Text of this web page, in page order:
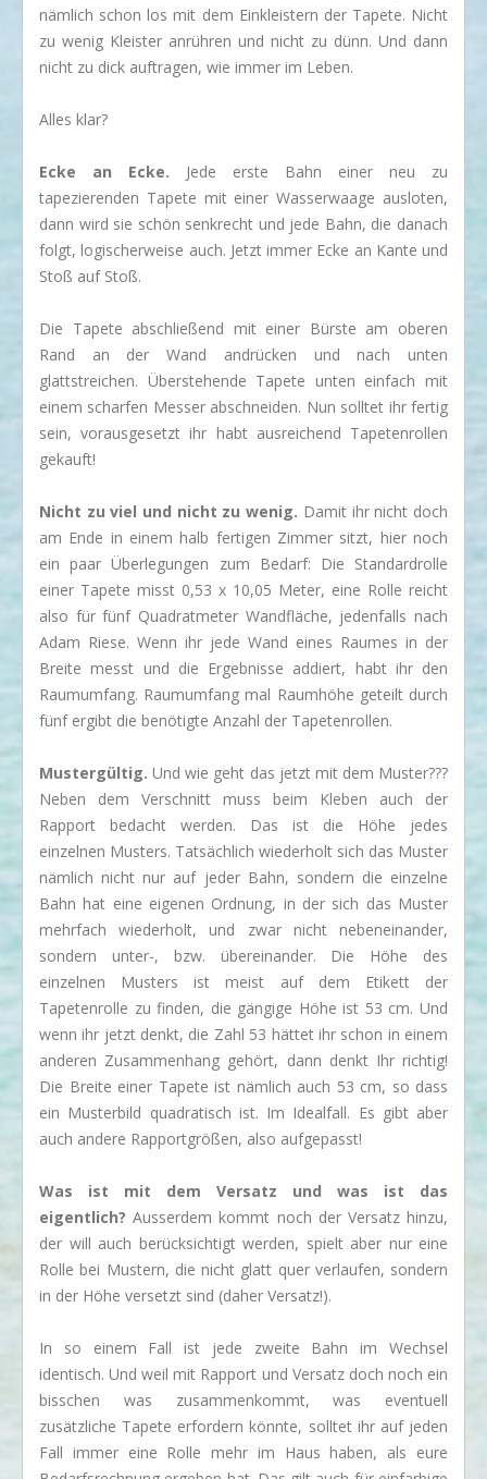
nämlich schon los mit dem Einkleistern der Tapete. Nicht
zu wenig Kleister anrühren und nicht zu dünn. Und dann
nicht zu dick auftragen, wie immer im Leben.
Alles klar?
Ecke an Ecke. Jede erste Bahn einer neu zu
tapezierenden Tapete mit einer Wasserwaage ausloten,
dann wird sie schön senkrecht und jede Bahn, die danach
folgt, logischerweise auch. Jetzt immer Ecke an Kante und
Stoß auf Stoß.
Die Tapete abschließend mit einer Bürste am oberen
Rand an der Wand andrücken und nach unten
glattstreichen. Überstehende Tapete unten einfach mit
einem scharfen Messer abschneiden. Nun solltet ihr fertig
sein, vorausgesetzt ihr habt ausreichend Tapetenrollen
gekauft!
Nicht zu viel und nicht zu wenig. Damit ihr nicht doch
am Ende in einem halb fertigen Zimmer sitzt, hier noch
ein paar Überlegungen zum Bedarf: Die Standardrolle
einer Tapete misst 0,53 x 10,05 Meter, eine Rolle reicht
also für fünf Quadratmeter Wandfläche, jedenfalls nach
Adam Riese. Wenn ihr jede Wand eines Raumes in der
Breite messt und die Ergebnisse addiert, habt ihr den
Raumumfang. Raumumfang mal Raumhöhe geteilt durch
fünf ergibt die benötigte Anzahl der Tapetenrollen.
Mustergültig. Und wie geht das jetzt mit dem Muster???
Neben dem Verschnitt muss beim Kleben auch der
Rapport bedacht werden. Das ist die Höhe jedes
einzelnen Musters. Tatsächlich wiederholt sich das Muster
nämlich nicht nur auf jeder Bahn, sondern die einzelne
Bahn hat eine eigenen Ordnung, in der sich das Muster
mehrfach wiederholt, und zwar nicht nebeneinander,
sondern unter-, bzw. übereinander. Die Höhe des
einzelnen Musters ist meist auf dem Etikett der
Tapetenrolle zu finden, die gängige Höhe ist 53 cm. Und
wenn ihr jetzt denkt, die Zahl 53 hättet ihr schon in einem
anderen Zusammenhang gehört, dann denkt Ihr richtig!
Die Breite einer Tapete ist nämlich auch 53 cm, so dass
ein Musterbild quadratisch ist. Im Idealfall. Es gibt aber
auch andere Rapportgrößen, also aufgepasst!
Was ist mit dem Versatz und was ist das
eigentlich? Ausserdem kommt noch der Versatz hinzu,
der will auch berücksichtigt werden, spielt aber nur eine
Rolle bei Mustern, die nicht glatt quer verlaufen, sondern
in der Höhe versetzt sind (daher Versatz!).
In so einem Fall ist jede zweite Bahn im Wechsel
identisch. Und weil mit Rapport und Versatz doch noch ein
bisschen was zusammenkommt, was eventuell
zusätzliche Tapete erfordern könnte, solltet ihr auf jeden
Fall immer eine Rolle mehr im Haus haben, als eure